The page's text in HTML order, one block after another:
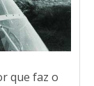
que faz o